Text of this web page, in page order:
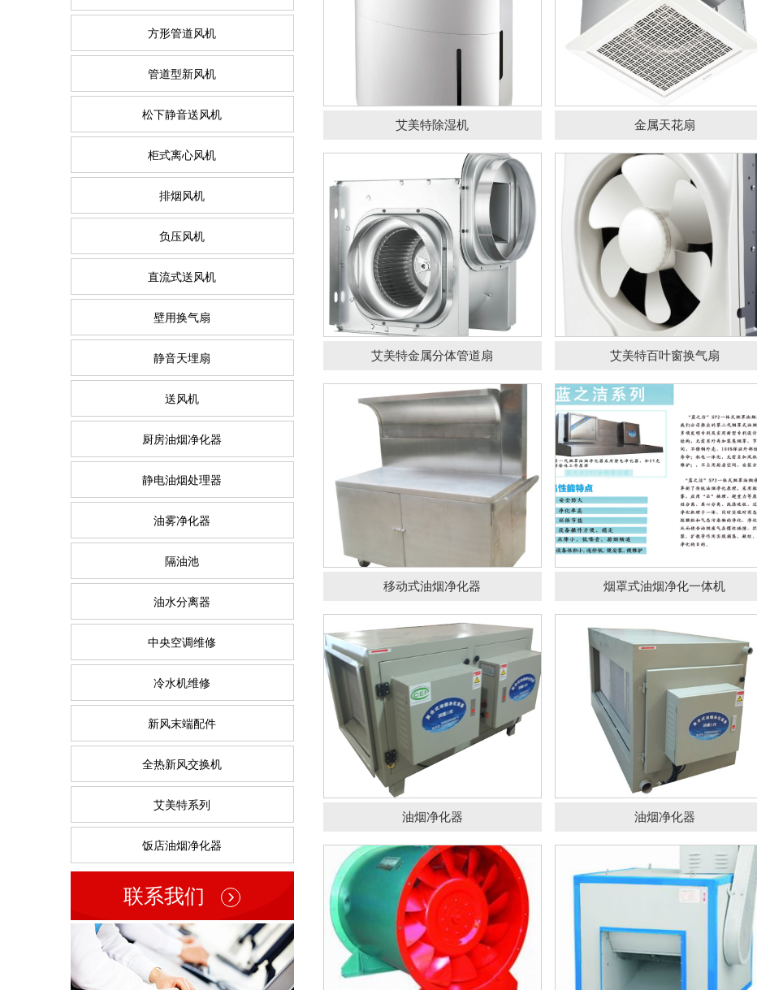
新风末端配件
方形管道风机
管道型新风机
松下静音送风机
柜式离心风机
排烟风机
负压风机
直流式送风机
壁用换气扇
静音天埋扇
送风机
厨房油烟净化器
静电油烟处理器
油雾净化器
隔油池
油水分离器
中央空调维修
冷水机维修
新风末端配件
全热新风交换机
艾美特系列
饭店油烟净化器
联系我们
艾美特除湿机 金属天花扇
艾美特金属分体管道扇
艾美特金属分体管道扇
艾美特百叶窗换气扇
艾美特百叶窗换气扇
移动式油烟净化器
移动式油烟净化器
烟罩式油烟净化一体机
烟罩式油烟净化一体机
油烟净化器
油烟净化器
油烟净化器
油烟净化器
HTF(B)斜流消防系列风机 DT系列柜式低噪音离心风机